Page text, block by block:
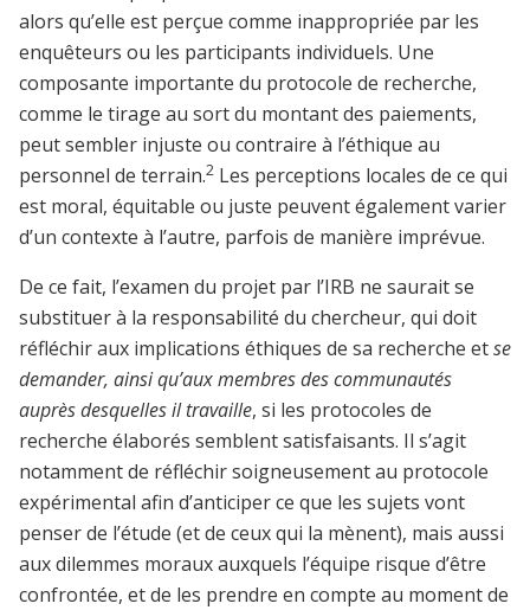
alors qu’elle est perçue comme inappropriée par les
enquêteurs ou les participants individuels. Une
composante importante du protocole de recherche,
comme le tirage au sort du montant des paiements,
peut sembler injuste ou contraire à l’éthique au
personnel de terrain.2 Les perceptions locales de ce qui
est moral, équitable ou juste peuvent également varier
d’un contexte à l’autre, parfois de manière imprévue.
De ce fait, l’examen du projet par l’IRB ne saurait se
substituer à la responsabilité du chercheur, qui doit
réfléchir aux implications éthiques de sa recherche etse
demander, ainsi qu’aux membres des communautés
auprès desquelles il travaille, si les protocoles de
recherche élaborés semblent satisfaisants. Il s’agit
notamment de réfléchir soigneusement au protocole
expérimental afin d’anticiper ce que les sujets vont
penser de l’étude (et de ceux qui la mènent), mais aussi
aux dilemmes moraux auxquels l’équipe risque d’être
confrontée, et de les prendre en compte au moment de